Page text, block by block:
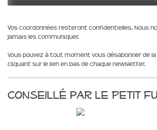
Vos coordonnées resteront confidentielles. Nous
jamais les communiquer.
Vous pouvez à tout moment vous désabonner de
cliquant sur le lien en bas de chaque newsletter.
Conseillé par le Petit